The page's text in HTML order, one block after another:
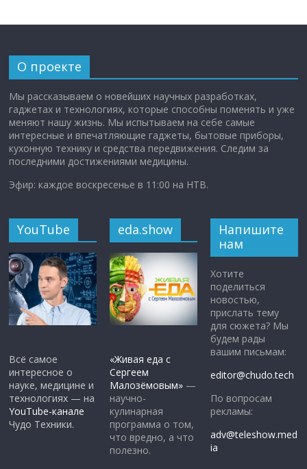
О проекте
Мы рассказываем о новейших научных разработках,
гаджетах и технологиях, которые способны поменять и уже
меняют нашу жизнь. Мы испытываем на себе самые
интересные и впечатляющие гаджеты, бытовые приборы,
кухонную технику и средства передвижения. Следим за
последними достижениями медицины.
Эфир: каждое воскресенье в 11:00 на НТВ.
YouTube
Всё самое
интересное о
науке, медицине и
технологиях — на
YouTube-канале
Чудо Техники.
eda.show
«Живая еда с
Сергеем
Малозёмовым» —
научно-
кулинарная
программа о том,
что вредно, а что
полезно.
Напишите
нам
Хотите
поделиться
новостью,
прислать тему
для сюжета? Мы
будем рады
вашим письмам:
editor@chudo.tech
По вопросам
рекламы:
adv@teleshow.med
ia